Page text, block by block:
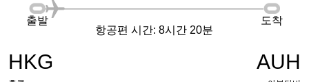
HKG
출발
항공편 시간: 8시간 20분
도착
AUH